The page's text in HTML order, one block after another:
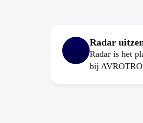
Radar
Radar is het
bij